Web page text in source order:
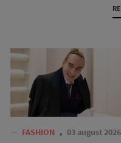
— FASHION 03 august 2026